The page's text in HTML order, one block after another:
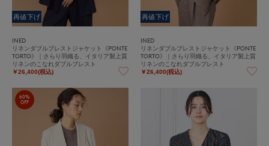
再値下げ
INED
リネンダブルブレストジャケット《PONTE
TORTO》｜さらり羽織る、イタリア製上質
リネンのこなれダブルブレスト
￥26,400(税込)
再値下げ
INED
リネンダブルブレストジャケット《PONTE
TORTO》｜さらり羽織る、イタリア製上質
リネンのこなれダブルブレスト
￥26,400(税込)
60%
OFF